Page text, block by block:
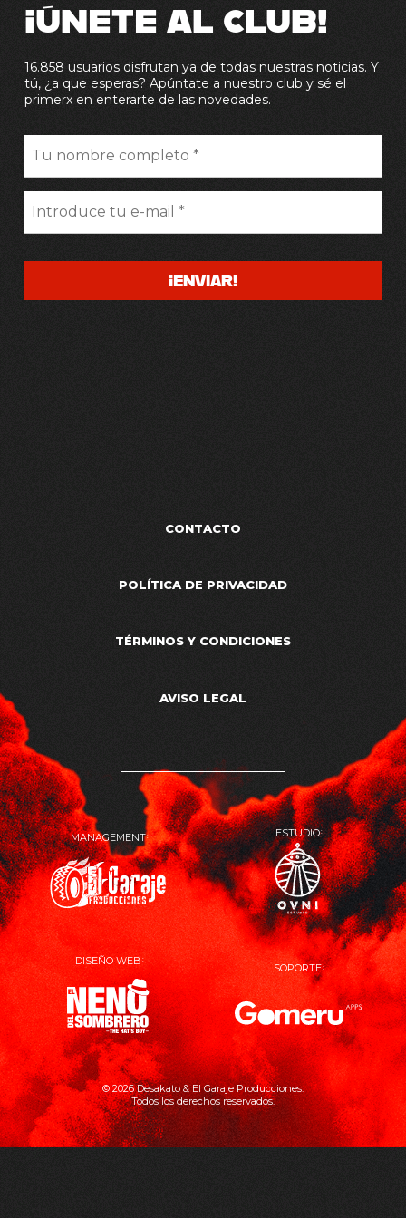
¡ÚNETE AL CLUB!
16.858 usuarios disfrutan ya de todas nuestras noticias. Y
tú, ¿a que esperas? Apúntate a nuestro club y sé el
primerx en enterarte de las novedades.
CONTACTO
POLÍTICA DE PRIVACIDAD
TÉRMINOS Y CONDICIONES
AVISO LEGAL
MANAGEMENT
El
Garaje
Producciones
ESTUDIO
OVNI
Estudio
DISEÑO WEB
El
Neno
del
Sombrero
SOPORTE
Apps
© 2026 Desakato & El Garaje Producciones.
Todos los derechos reservados.